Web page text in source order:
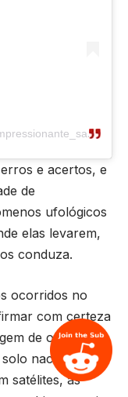
Uma publicação compartilhada por @impressionante_santa_maria
e acertos, e
de
ufológicos
elas levarem,
conduza.
ocorridos no
com certeza
de objetos
nacional
satélites, as